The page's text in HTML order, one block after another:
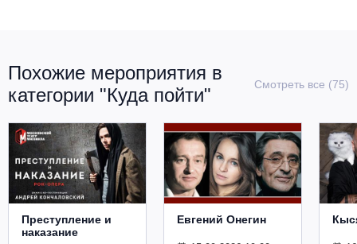
Похожие мероприятия в
категории "Куда пойти"
Смотреть все (75)
Преступление и
наказание
Евгений Онегин